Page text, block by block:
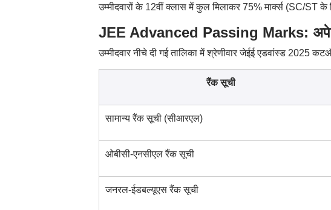
उम्मीदवारों के 12वीं क्लास में कुल मिलाकर 75% मार्क्स (SC/ST के
JEE Advanced Passing Marks:
उम्मीदवार नीचे दी गई तालिका में श्रेणीवार जेईई एडवांस्ड 2025
रैंक सूची
सामान्य रैंक सूची (सीआरएल)
ओबीसी-एनसीएल रैंक सूची
जनरल-ईडबल्यूएस रैंक सूची